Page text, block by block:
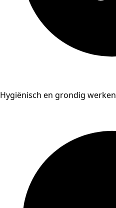
Hygiënisch en grondig werken